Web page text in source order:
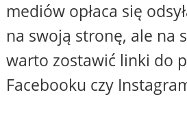
mediów opłaca się
na swoją stronę, ale na
warto zostawić linki do
Facebooku czy